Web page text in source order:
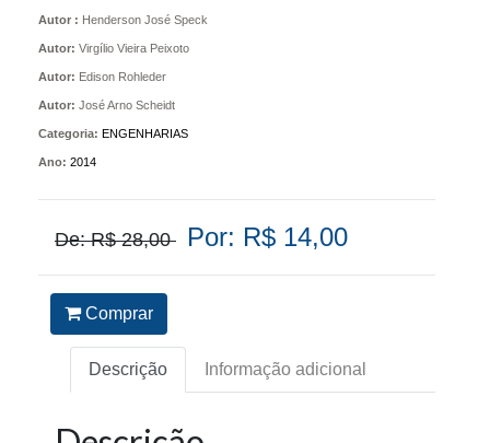
Autor : Henderson José Speck
Autor: Virgílio Vieira Peixoto
Autor: Edison Rohleder
Autor: José Arno Scheidt
Categoria: ENGENHARIAS
Ano: 2014
De: R$ 28,00 Por: R$ 14,00
Comprar
Descrição Informação adicional